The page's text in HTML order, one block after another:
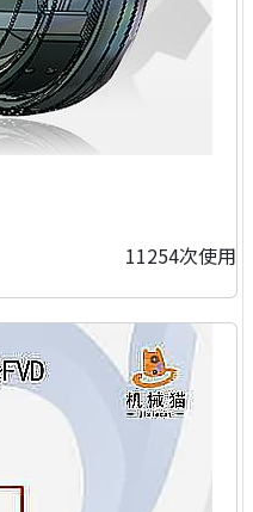
11254次使用